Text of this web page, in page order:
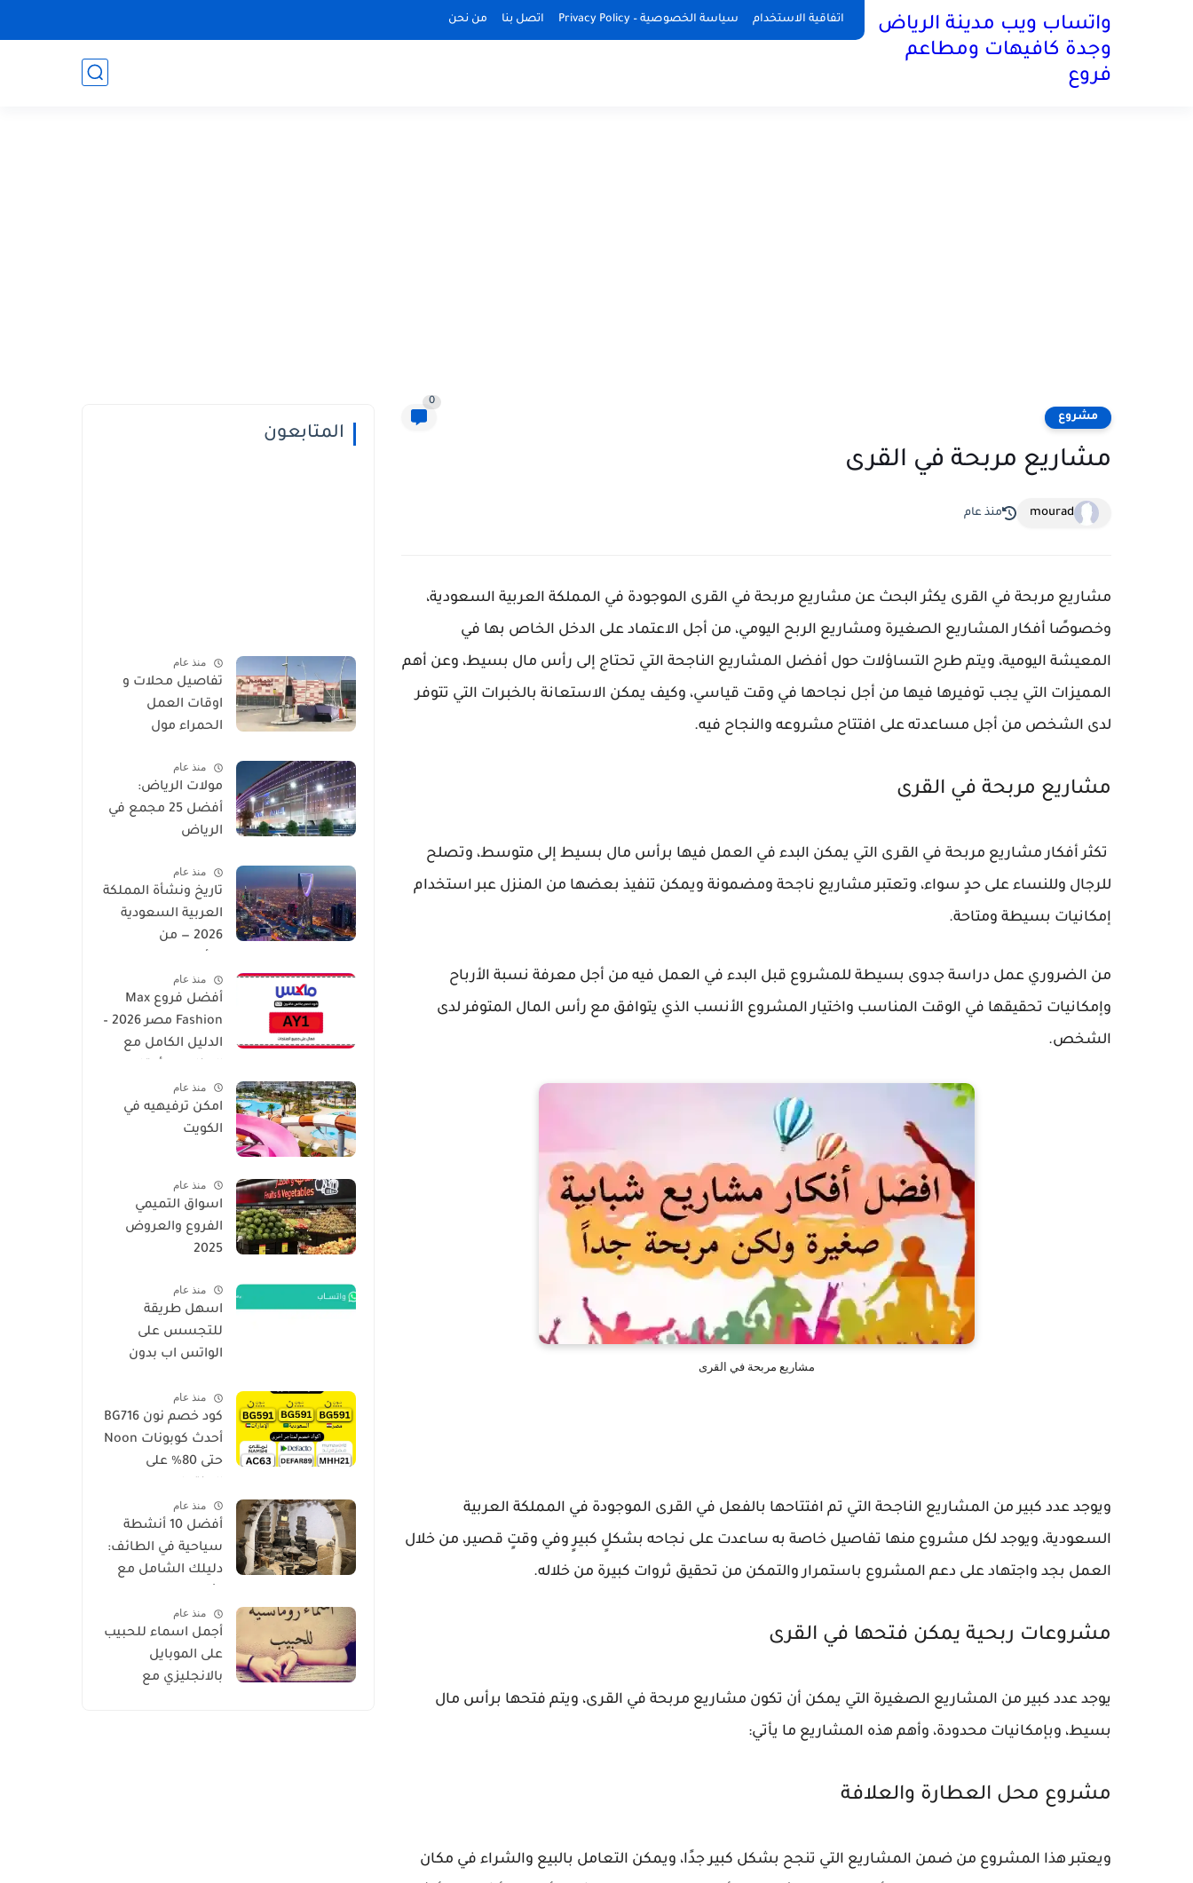
اتفاقية الاستخدام سياسة الخصوصية – Privacy Policy اتصل بنا من نحن
واتساب ويب مدينة الرياض
وجدة كافيهات ومطاعم
فروع
مشروع
0
مشاريع مربحة في القرى
mourad منذ عام
مشاريع مربحة في القرى يكثر البحث عن مشاريع مربحة في القرى الموجودة في المملكة العربية السعودية،
وخصوصًا أفكار المشاريع الصغيرة ومشاريع الربح اليومي، من أجل الاعتماد على الدخل الخاص بها في
المعيشة اليومية، ويتم طرح التساؤلات حول أفضل المشاريع الناجحة التي تحتاج إلى رأس مال بسيط، وعن أهم
المميزات التي يجب توفيرها فيها من أجل نجاحها في وقت قياسي، وكيف يمكن الاستعانة بالخبرات التي تتوفر
لدى الشخص من أجل مساعدته على افتتاح مشروعه والنجاح فيه.
مشاريع مربحة في القرى
تكثر أفكار مشاريع مربحة في القرى التي يمكن البدء في العمل فيها برأس مال بسيط إلى متوسط، وتصلح
للرجال وللنساء على حدٍ سواء، وتعتبر مشاريع ناجحة ومضمونة ويمكن تنفيذ بعضها من المنزل عبر استخدام
إمكانيات بسيطة ومتاحة.
من الضروري عمل دراسة جدوى بسيطة للمشروع قبل البدء في العمل فيه من أجل معرفة نسبة الأرباح
وإمكانيات تحقيقها في الوقت المناسب واختيار المشروع الأنسب الذي يتوافق مع رأس المال المتوفر لدى
الشخص.
مشاريع مربحة في القرى
ويوجد عدد كبير من المشاريع الناجحة التي تم افتتاحها بالفعل في القرى الموجودة في المملكة العربية
السعودية، ويوجد لكل مشروع منها تفاصيل خاصة به ساعدت على نجاحه بشكلٍ كبيرٍ وفي وقتٍ قصير، من خلال
العمل بجد واجتهاد على دعم المشروع باستمرار والتمكن من تحقيق ثروات كبيرة من خلاله.
مشروعات ربحية يمكن فتحها في القرى
يوجد عدد كبير من المشاريع الصغيرة التي يمكن أن تكون مشاريع مربحة في القرى، ويتم فتحها برأس مال
بسيط، وبإمكانيات محدودة، وأهم هذه المشاريع ما يأتي:
مشروع محل العطارة والعلافة
ويعتبر هذا المشروع من ضمن المشاريع التي تنجح بشكل كبير جدًا، ويمكن التعامل بالبيع والشراء في مكان
المتابعون
منذ عام
تفاصيل محلات و
اوقات العمل
الحمراء مول
منذ عام
مولات الرياض:
أفضل 25 مجمع في
الرياض
منذ عام
تاريخ ونشأة المملكة
العربية السعودية
2026 — من
الحديث
منذ عام
أفضل فروع Max
Fashion مصر 2026 –
الدليل الكامل مع
العمل
منذ عام
امكن ترفيهيه في
الكويت
منذ عام
اسواق التميمي
الفروع والعروض
2025
منذ عام
اسهل طريقة
للتجسس على
الواتس اب بدون
الجوال الهاتف 2026
منذ عام
كود خصم نون BG716
أحدث كوبونات Noon
حتى 80% على
منذ عام
أفضل 10 أنشطة
سياحية في الطائف:
دليلك الشامل مع
منذ عام
أجمل اسماء للحبيب
على الموبايل
بالانجليزي مع